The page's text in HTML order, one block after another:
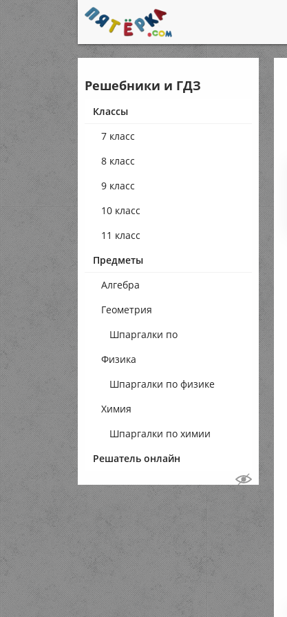
Решебники и ГДЗ
Классы
7 класс
8 класс
9 класс
10 класс
11 класс
Предметы
Алгебра
Геометрия
Шпаргалки по
геометрии
Физика
Шпаргалки по физике
Химия
Шпаргалки по химии
Решатель онлайн